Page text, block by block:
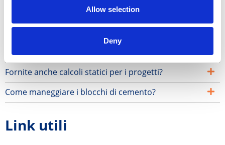
Allow selection
Deny
Potete fornire dettagli sui materiali e sui rivestimenti
utilizzati per gli stampi?
Come utilizzare gli stampi?
Fornite anche calcoli statici per i progetti?
Come maneggiare i blocchi di cemento?
Link utili